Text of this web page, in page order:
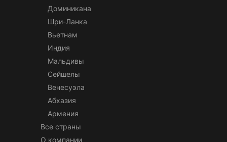
Доминикана
Шри-Ланка
Вьетнам
Индия
Мальдивы
Сейшелы
Венесуэла
Абхазия
Армения
Все страны
О компании